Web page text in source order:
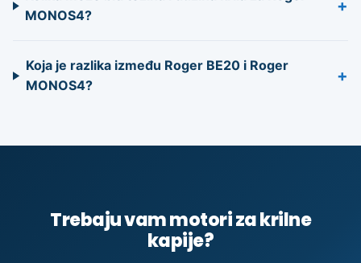
MONOS4?
+
Koja je razlika između Roger BE20 i Roger
MONOS4?
+
Trebaju vam motori za krilne
kapije?